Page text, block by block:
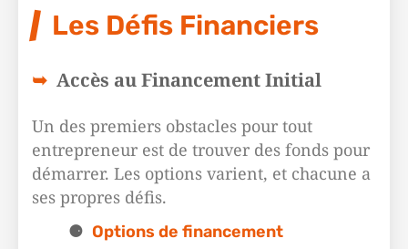
Les Défis Financiers
Accès au Financement Initial
Un des premiers obstacles pour tout
entrepreneur est de trouver des fonds pour
démarrer. Les options varient, et chacune a
ses propres défis.
Options de financement